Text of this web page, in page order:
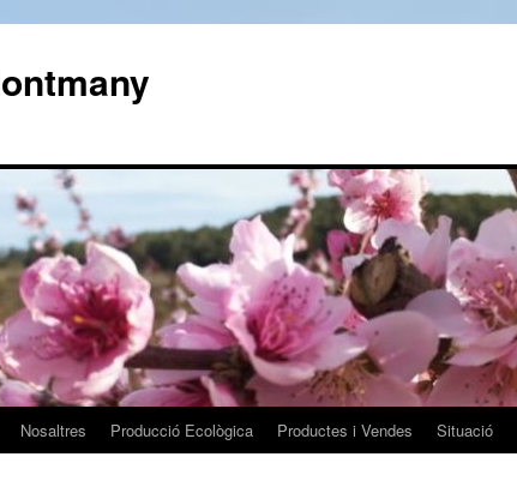
Nosaltres Producció Ecològica Productes i Vendes Situació